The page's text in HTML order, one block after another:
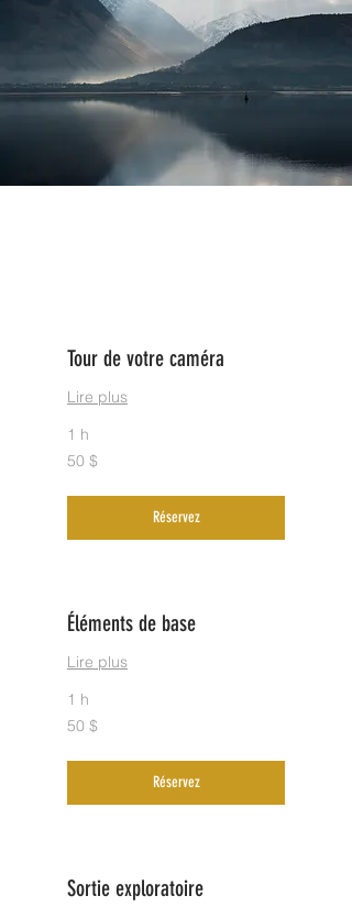
Tour de votre caméra
Lire plus
1 h
50 dollars
canadiens
50 $
Réservez
Éléments de base
Lire plus
1 h
50 dollars
canadiens
50 $
Réservez
Sortie exploratoire